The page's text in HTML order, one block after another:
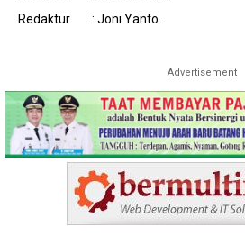
Redaktur : Joni Yanto.
Advertisement